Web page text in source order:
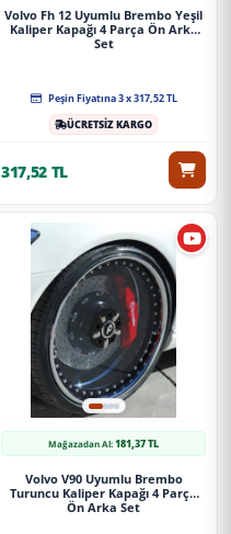
Volvo Fh 12 Uyumlu Brembo Yeşil
Kaliper Kapağı 4 Parça Ön Arka
Set
Peşin Fiyatına 3 x 317,52 TL
ÜCRETSİZ KARGO
317,52 TL
Mağazadan Al:181,37 TL
Volvo V90 Uyumlu Brembo
Turuncu Kaliper Kapağı 4 Parça
Ön Arka Set